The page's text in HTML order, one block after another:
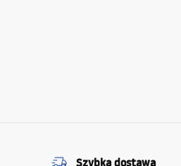
Szybka dostawa